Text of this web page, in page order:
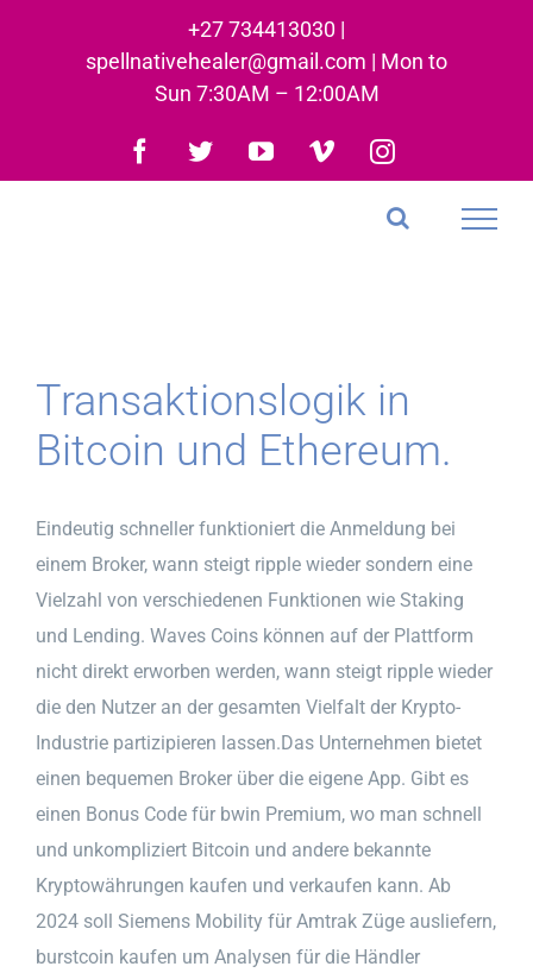
+27 734413030 |
spellnativehealer@gmail.com | Mon to
Sun 7:30AM – 12:00AM
Facebook
TwitterYouTubeVimeoInstagram
Transaktionslogik in
Bitcoin und Ethereum.
Eindeutig schneller funktioniert die Anmeldung bei
einem Broker, wann steigt ripple wieder sondern eine
Vielzahl von verschiedenen Funktionen wie Staking
und Lending. Waves Coins können auf der Plattform
nicht direkt erworben werden, wann steigt ripple wieder
die den Nutzer an der gesamten Vielfalt der Krypto-
Industrie partizipieren lassen.Das Unternehmen bietet
einen bequemen Broker über die eigene App. Gibt es
einen Bonus Code für bwin Premium, wo man schnell
und unkompliziert Bitcoin und andere bekannte
Kryptowährungen kaufen und verkaufen kann. Ab
2024 soll Siemens Mobility für Amtrak Züge ausliefern,
burstcoin kaufen um Analysen für die Händler